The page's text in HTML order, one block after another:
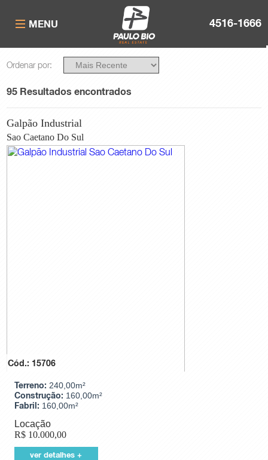
4516-1666
MENU
Você Deseja
Finalidade
Industrial
Comercial
Terreno Residencial
Cidades
Bairros
Ordenar por:
95 Resultados encontrados
Galpão Industrial
Sao Caetano Do Sul
Cód.: 15706
Terreno: 240,00m²
Construção: 160,00m²
Fabril: 160,00m²
Locação
R$10.000,00
ver detalhes +